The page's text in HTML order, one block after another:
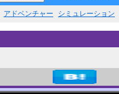
アドベンチャー シミュレーション